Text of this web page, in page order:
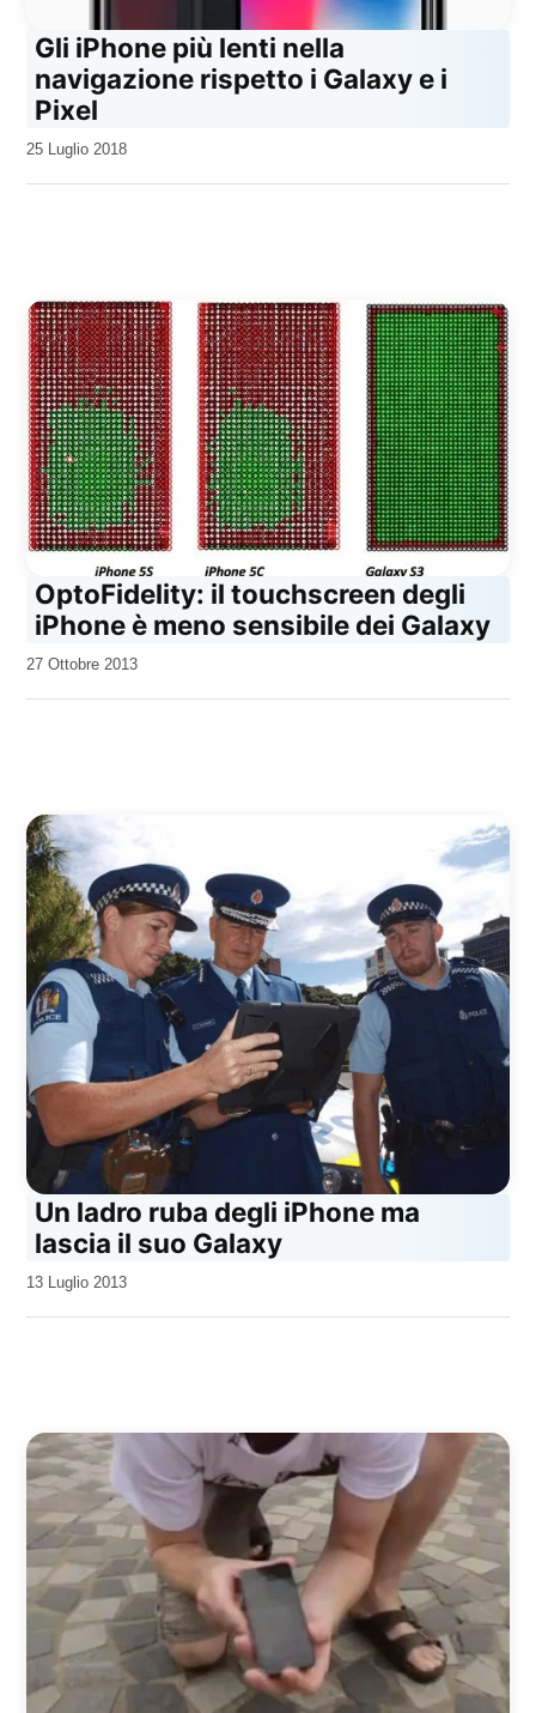
Gli iPhone più lenti nella
navigazione rispetto i Galaxy e i
Pixel
da
25 Luglio 2018
OptoFidelity: il touchscreen degli
iPhone è meno sensibile dei Galaxy
da
27 Ottobre 2013
Un ladro ruba degli iPhone ma
lascia il suo Galaxy
da
13 Luglio 2013